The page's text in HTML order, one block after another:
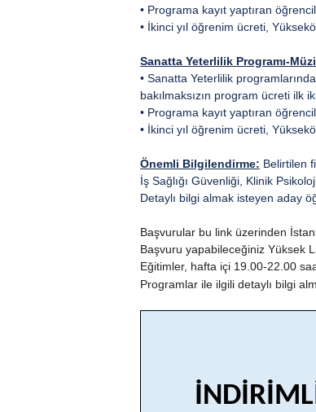
• Programa kayıt yaptıran
• İkinci yıl öğrenim ücreti,
Sanatta Yeterlilik Programı-
• Sanatta Yeterlilik
bakılmaksızın program ücreti ilk
• Programa kayıt yaptıran
• İkinci yıl öğrenim ücreti,
Önemli Bilgilendirme: Belirtilen
İş Sağlığı Güvenliği, Klinik
Detaylı bilgi almak isteyen aday
Başvurular bu link üzerinden
Başvuru yapabileceğiniz Yüksek
Eğitimler, hafta içi 19.00-22.00
Programlar ile ilgili detaylı bilgi